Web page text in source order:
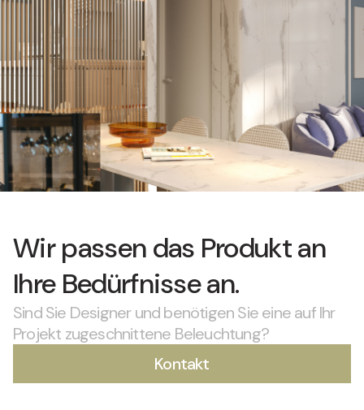
Wir passen das Produkt an
Ihre Bedürfnisse an.
Sind Sie Designer und benötigen Sie eine auf Ihr
Projekt zugeschnittene Beleuchtung?
Kontakt